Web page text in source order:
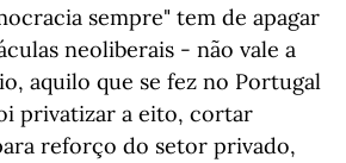
sempre" tem de apagar
neoliberais - não vale a
aquilo que se fez no Portugal
privatizar a eito, cortar
reforço do setor privado,